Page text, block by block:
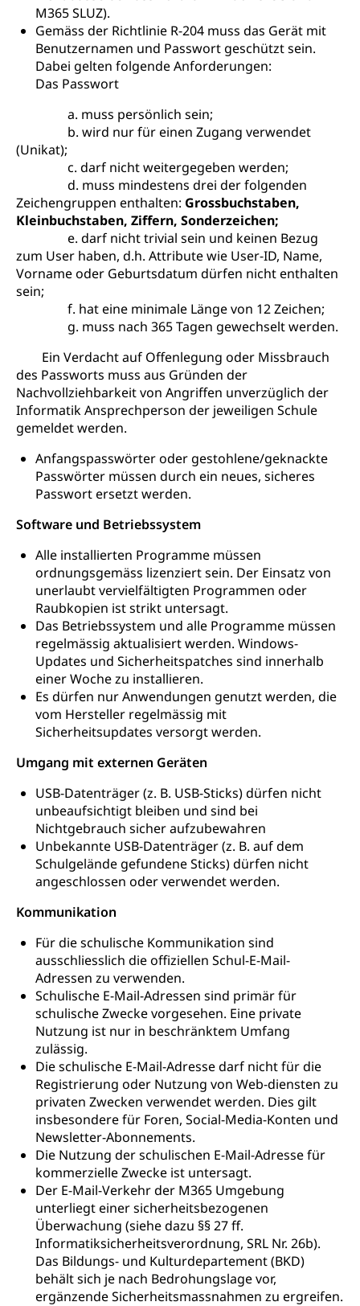
M365 SLUZ).
Gemäss der Richtlinie R-204 muss das Gerät mit
Benutzernamen und Passwort geschützt sein.
Dabei gelten folgende Anforderungen:
Das Passwort
a. muss persönlich sein;
b. wird nur für einen Zugang verwendet
(Unikat);
c. darf nicht weitergegeben werden;
d. muss mindestens drei der folgenden
Zeichengruppen enthalten: Grossbuchstaben,
Kleinbuchstaben, Ziffern, Sonderzeichen;
e. darf nicht trivial sein und keinen Bezug
zum User haben, d.h. Attribute wie User-ID, Name,
Vorname oder Geburtsdatum dürfen nicht enthalten
sein;
f. hat eine minimale Länge von 12 Zeichen;
g. muss nach 365 Tagen gewechselt werden.
Ein Verdacht auf Offenlegung oder Missbrauch
des Passworts muss aus Gründen der
Nachvollziehbarkeit von Angriffen unverzüglich der
Informatik Ansprechperson der jeweiligen Schule
gemeldet werden.
Anfangspasswörter oder gestohlene/geknackte
Passwörter müssen durch ein neues, sicheres
Passwort ersetzt werden.
Software und Betriebssystem
Alle installierten Programme müssen
ordnungsgemäss lizenziert sein. Der Einsatz von
unerlaubt vervielfältigten Programmen oder
Raubkopien ist strikt untersagt.
Das Betriebssystem und alle Programme müssen
regelmässig aktualisiert werden. Windows-
Updates und Sicherheitspatches sind innerhalb
einer Woche zu installieren.
Es dürfen nur Anwendungen genutzt werden, die
vom Hersteller regelmässig mit
Sicherheitsupdates versorgt werden.
Umgang mit externen Geräten
USB-Datenträger (z. B. USB-Sticks) dürfen nicht
unbeaufsichtigt bleiben und sind bei
Nichtgebrauch sicher aufzubewahren
Unbekannte USB-Datenträger (z. B. auf dem
Schulgelände gefundene Sticks) dürfen nicht
angeschlossen oder verwendet werden.
Kommunikation
Für die schulische Kommunikation sind
ausschliesslich die offiziellen Schul-E-Mail-
Adressen zu verwenden.
Schulische E-Mail-Adressen sind primär für
schulische Zwecke vorgesehen. Eine private
Nutzung ist nur in beschränktem Umfang
zulässig.
Die schulische E-Mail-Adresse darf nicht für die
Registrierung oder Nutzung von Web-diensten zu
privaten Zwecken verwendet werden. Dies gilt
insbesondere für Foren, Social-Media-Konten und
Newsletter-Abonnements.
Die Nutzung der schulischen E-Mail-Adresse für
kommerzielle Zwecke ist untersagt.
Der E-Mail-Verkehr der M365 Umgebung
unterliegt einer sicherheitsbezogenen
Überwachung (siehe dazu §§ 27 ff.
Informatiksicherheitsverordnung, SRL Nr. 26b).
Das Bildungs- und Kulturdepartement (BKD)
behält sich je nach Bedrohungslage vor,
ergänzende Sicherheitsmassnahmen zu ergreifen.